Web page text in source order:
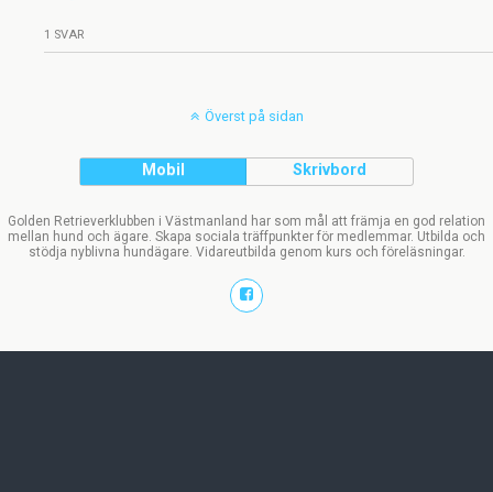
1 SVAR
Överst på sidan
Mobil Skrivbord
Golden Retrieverklubben i Västmanland har som mål att främja en god relation
mellan hund och ägare. Skapa sociala träffpunkter för medlemmar. Utbilda och
stödja nyblivna hundägare. Vidareutbilda genom kurs och föreläsningar.